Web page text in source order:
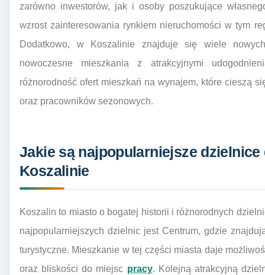
zarówno inwestorów, jak i osoby poszukujące
wzrost zainteresowania rynkiem nieruchomości w tym
Dodatkowo, w Koszalinie znajduje się wiele
nowoczesne mieszkania z atrakcyjnymi
różnorodność ofert mieszkań na wynajem, które cieszą
oraz pracowników sezonowych.
Jakie są najpopularniejsze dzielnice
Koszalinie
Koszalin to miasto o bogatej historii i różnorodnych
najpopularniejszych dzielnic jest Centrum, gdzie
turystyczne. Mieszkanie w tej części miasta daje
oraz bliskości do miejsc pracy. Kolejną atrakcyjną